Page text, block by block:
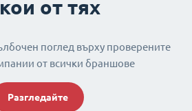
от тях
поглед върху проверените
от всички браншове
Разгледайте